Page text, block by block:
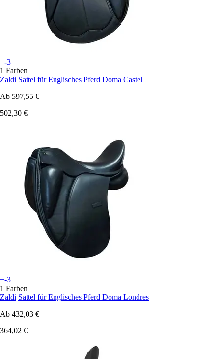
+-3
1 Farben
Zaldi Sattel für Englisches Pferd Doma Castel
Ab 597,55 €
502,30 €
+-3
1 Farben
Zaldi Sattel für Englisches Pferd Doma Londres
Ab 432,03 €
364,02 €